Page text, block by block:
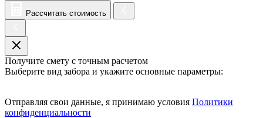
Рассчитать стоимость
Получите смету с точным расчетом
Выберите вид забора и укажите основные параметры:
Отправляя свои данные, я принимаю условия Политики
конфиденциальности